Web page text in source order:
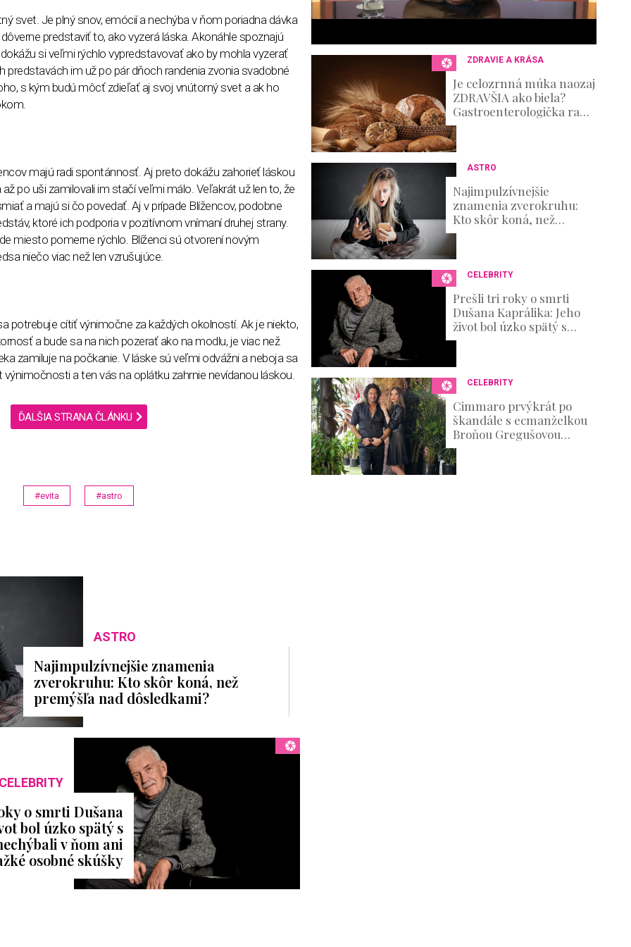
svet. Je plný snov, emócií a nechýba v ňom poriadna dávka
predstaviť to, ako vyzerá láska. Akonáhle spoznajú
si veľmi rýchlo vypredstavovať ako by mohla vyzerať
predstavách im už po pár dňoch randenia zvonia svadobné
s kým budú môcť zdieľať aj svoj vnútorný svet a ak ho
majú radi spontánnosť. Aj preto dokážu zahorieť láskou
po uši zamilovali im stačí veľmi málo. Veľakrát už len to, že
a majú si čo povedať. Aj v prípade Blížencov, podobne
ktoré ich podporia v pozitívnom vnímaní druhej strany.
miesto pomerne rýchlo. Blíženci sú otvorení novým
niečo viac než len vzrušujúce.
potrebuje cítiť výnimočne za každých okolností. Ak je niekto,
a bude sa na nich pozerať ako na modlu, je viac než
zamiluje na počkanie. V láske sú veľmi odvážni a neboja sa
a ten vás na oplátku zahrnie nevídanou láskou.
ĎALŠIA STRANA ČLÁNKU
#evita #astro
ASTRO
Najimpulzívnejšie znamenia
zverokruhu: Kto skôr koná, než
premýšľa nad dôsledkami?
o smrti Dušana
bol úzko spätý s
v ňom ani
osobné skúšky
s
e
m
e
0
%
ZDRAVIE A KRÁSA
Je celozrnná múka naozaj
ZDRAVŠIA ako biela?
Gastroenterologička radí,
ako z pečiva vyťažiť
maximum
ASTRO
Najimpulzívnejšie
znamenia zverokruhu:
Kto skôr koná, než
premýšľa nad
CELEBRITY
Prešli tri roky o smrti
Dušana Kaprálika: Jeho
život bol úzko spätý s
divadlom, no nechýbali v
skúšky
CELEBRITY
Cimmaro prvýkrát po
škandále s ecmanželkou
Broňou Gregušovou
prvýkrát prehovoril:
Existenčné problémy